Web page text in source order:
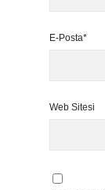
E-Posta*
Web Sitesi